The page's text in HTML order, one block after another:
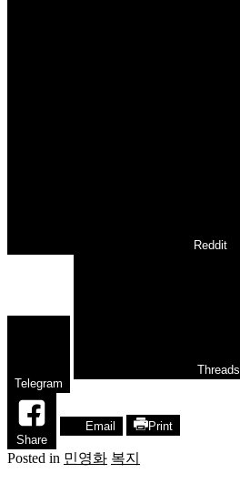
Reddit
Telegram
Threads
Share
Email Print
Posted in 민영화 복지